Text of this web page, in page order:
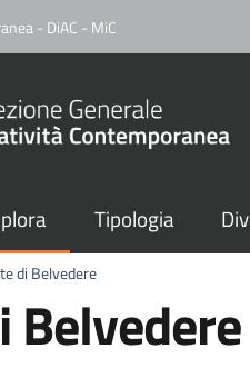
- DiAC - MiC
Tipologia
di Belvedere
Belvedere